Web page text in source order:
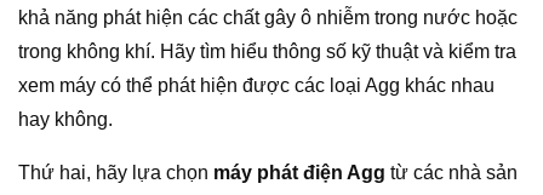
khả năng phát hiện các chất gây ô nhiễm trong nước hoặc
trong không khí. Hãy tìm hiểu thông số kỹ thuật và kiểm tra
xem máy có thể phát hiện được các loại Agg khác nhau
hay không.
Thứ hai, hãy lựa chọn máy phát điện Agg từ các nhà sản